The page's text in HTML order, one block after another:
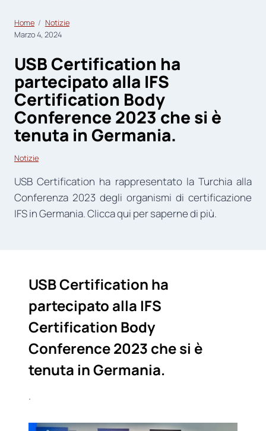
Home
Notizie
Marzo 4, 2024
USB Certification ha
partecipato alla IFS
Certification Body
Conference 2023 che si è
tenuta in Germania.
Notizie
USB Certification ha rappresentato la Turchia alla
Conferenza 2023 degli organismi di certificazione
IFS in Germania. Clicca qui per saperne di più.
USB Certification ha
partecipato alla IFS
Certification Body
Conference 2023 che si è
tenuta in Germania.
.